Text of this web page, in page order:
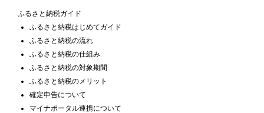
ふるさと納税ガイド
ふるさと納税はじめてガイド
ふるさと納税の流れ
ふるさと納税の仕組み
ふるさと納税の対象期間
ふるさと納税のメリット
確定申告について
マイナポータル連携について